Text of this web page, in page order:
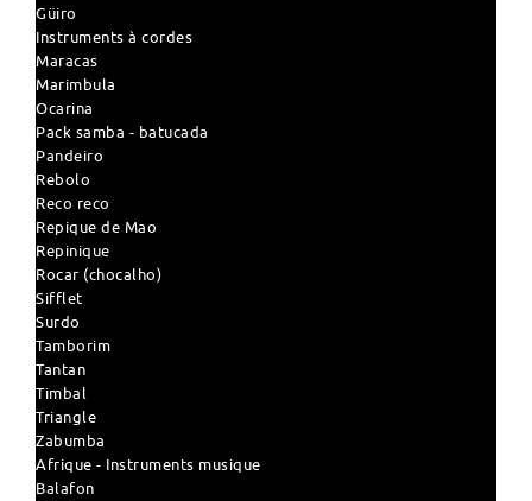
Güiro
Instruments à cordes
Maracas
Marimbula
Ocarina
Pack samba - batucada
Pandeiro
Rebolo
Reco reco
Repique de Mao
Repinique
Rocar (chocalho)
Sifflet
Surdo
Tamborim
Tantan
Timbal
Triangle
Zabumba
Afrique - Instruments musique
Balafon